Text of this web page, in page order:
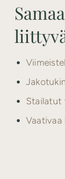
Stailatut